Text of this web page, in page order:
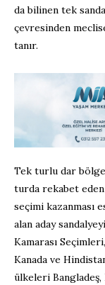
da bilinen tek
çevresinden
tanır.
Tek turlu dar
turda rekabet eden
seçimi kazanması
alan aday
Kamarası
Kanada ve
ülkeleri Bangladeş,